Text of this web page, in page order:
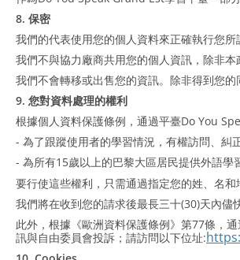
8. 保密
我們的代表使用您的個人資料來正確執行您
我們不與協力廠商共用您的個人資訊，除非
我們不會轉移或出售您的資訊。除非得到您
9. 您對資料處理的權利
根據個人資料保護條例，通過平臺Do You
- 為了跟蹤使用者的學習情況，有權訪問、糾
- 為所有15歲以上的巴黎大區居民提供外語學
要行使這些權利，只需通過指定您的姓、名
我們將在收到您的請求後最長三十(30)天內儘
此外，根據《歐洲資料保護條例》第77條，通
訊與自由委員會投訴；請訪問以下位址: